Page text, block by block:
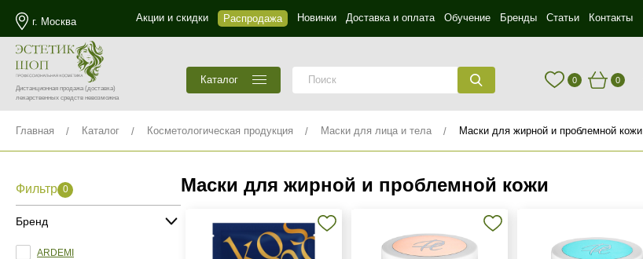
г. Москва Акции и скидки Распродажа Новинки Доставка и оплата Обучение Бренды Статьи Контакты
Дистанционная продажа(доставка)
лекарственных средств невозможна
Каталог 0 0
Главная Каталог Косметологическая продукция Маски для лица и тела Маски для жирной и проблемной кожи
Фильтр 0
Бренд
ARDEMI
Маски для жирной и проблемной кожи